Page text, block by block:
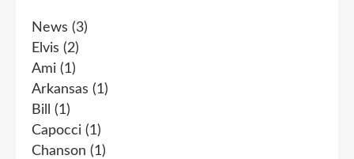
News (3)
Elvis (2)
Ami (1)
Arkansas (1)
Bill
(1)
Capocci (1)
Chanson (1)